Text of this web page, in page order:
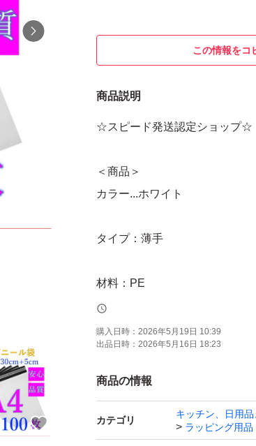
この情報をコ
商品説明
☆スピード発送認定ショップ☆
＜商品＞
カラー...ホワイト
タイプ：薄手
材料：PE
☆サイズ☆
W250mm×H300mm+50mm
＊＋50mmは図２を参考してく
厚み：一枚あたり0.06mm
購入日時： 2026年5月19日 10:39
出品日時： 2026年5月16日 18:23
商品の情報
カテゴリ
キッチン、日用
ラッピング用品